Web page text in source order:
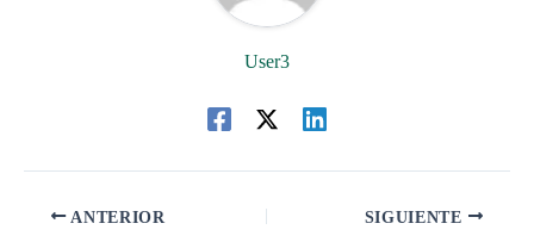
User3
ANTERIOR SIGUIENTE